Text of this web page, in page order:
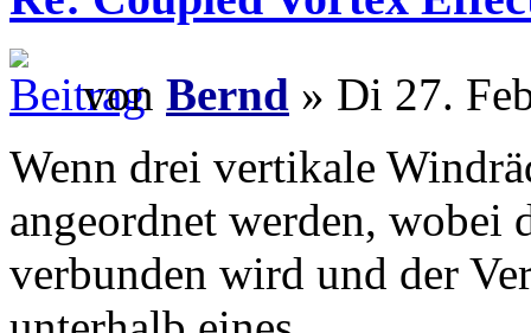
von Bernd » Di 27.
Wenn drei vertikale
angeordnet werden, wobei
verbunden wird und der